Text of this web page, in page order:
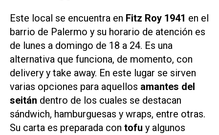
Este local se encuentra en Fitz Roy 1941 en el
barrio de Palermo y su horario de atención es
de lunes a domingo de 18 a 24. Es una
alternativa que funciona, de momento, con
delivery y take away. En este lugar se sirven
varias opciones para aquellos amantes del
seitán dentro de los cuales se destacan
sándwich, hamburguesas y wraps, entre otras.
Su carta es preparada con tofu y algunos